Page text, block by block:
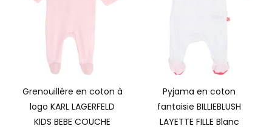
Grenouillère en coton à
logo KARL LAGERFELD
KIDS BEBE COUCHE
Pyjama en coton
fantaisie BILLIEBLUSH
LAYETTE FILLE Blanc